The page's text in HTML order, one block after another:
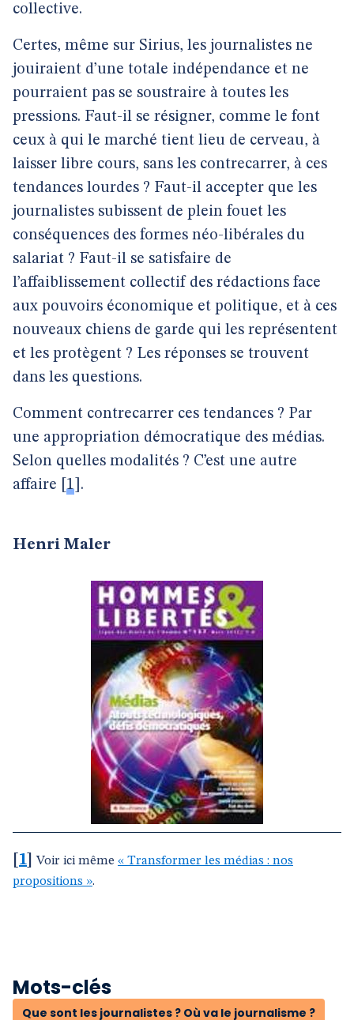
collective.
Certes, même sur Sirius, les journalistes ne
jouiraient d’une totale indépendance et ne
pourraient pas se soustraire à toutes les
pressions. Faut-il se résigner, comme le font
ceux à qui le marché tient lieu de cerveau, à
laisser libre cours, sans les contrecarrer, à ces
tendances lourdes ? Faut-il accepter que les
journalistes subissent de plein fouet les
conséquences des formes néo-libérales du
salariat ? Faut-il se satisfaire de
l’affaiblissement collectif des rédactions face
aux pouvoirs économique et politique, et à ces
nouveaux chiens de garde qui les représentent
et les protègent ? Les réponses se trouvent
dans les questions.
Comment contrecarrer ces tendances ? Par
une appropriation démocratique des médias.
Selon quelles modalités ? C’est une autre
affaire
1 .
Henri Maler
1 ]Voir ici même « Transformer les médias : nos
propositions ».
Mots-clés
Que sont les journalistes ? Où va le journalisme ?